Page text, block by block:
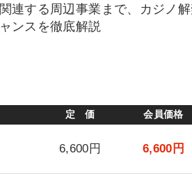
連する周辺事業まで、カジノ
ンスを徹底解説
定 価 会員価格
6,600円 6,600円